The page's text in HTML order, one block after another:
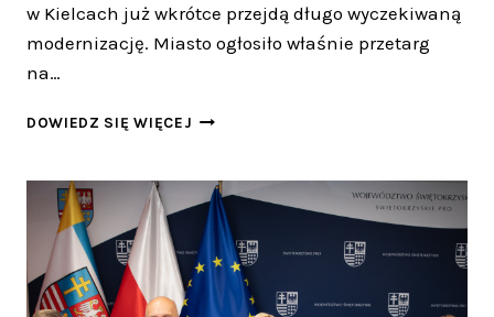
w Kielcach już wkrótce przejdą długo wyczekiwaną
modernizację. Miasto ogłosiło właśnie przetarg
na…
DOWIEDZ SIĘ WIĘCEJ NOWA
SPORTOWCÓW
Z
KIELECKIEGO
„ELEKTRYKA”!
BOISKA
ZYSKAJĄ